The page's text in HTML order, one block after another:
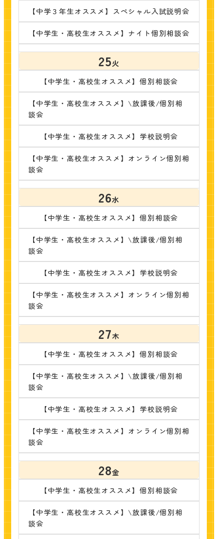
【中学３年生オススメ】スペシャル入試説明会
【中学生・高校生オススメ】ナイト個別相談会
25火
【中学生・高校生オススメ】個別相談会
【中学生・高校生オススメ】\放課後/個別相
談会
【中学生・高校生オススメ】学校説明会
【中学生・高校生オススメ】オンライン個別相
談会
26水
【中学生・高校生オススメ】個別相談会
【中学生・高校生オススメ】\放課後/個別相
談会
【中学生・高校生オススメ】学校説明会
【中学生・高校生オススメ】オンライン個別相
談会
27木
【中学生・高校生オススメ】個別相談会
【中学生・高校生オススメ】\放課後/個別相
談会
【中学生・高校生オススメ】学校説明会
【中学生・高校生オススメ】オンライン個別相
談会
28金
【中学生・高校生オススメ】個別相談会
【中学生・高校生オススメ】\放課後/個別相
談会